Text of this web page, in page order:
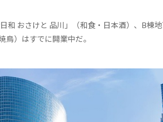
おさけと 品川」（和食・日本酒）、B棟
）はすでに開業中だ。